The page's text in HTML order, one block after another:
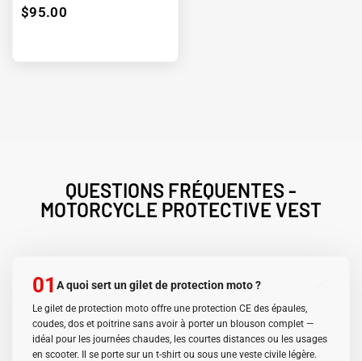
$95.00
QUESTIONS FRÉQUENTES -
MOTORCYCLE PROTECTIVE VEST
01 A quoi sert un gilet de protection moto ?
Le gilet de protection moto offre une protection CE des épaules,
coudes, dos et poitrine sans avoir à porter un blouson complet —
idéal pour les journées chaudes, les courtes distances ou les usages
en scooter. Il se porte sur un t-shirt ou sous une veste civile légère.